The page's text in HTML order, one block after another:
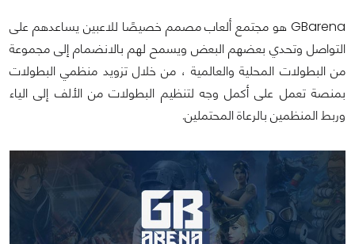
GBarena هو مجتمع ألعاب مصمم خصيصًا للاعبين يساعدهم على
التواصل وتحدي بعضهم البعض ويسمح لهم بالانضمام إلى مجموعة
من البطولات المحلية والعالمية ، من خلال تزويد منظمي البطولات
بمنصة تعمل على أكمل وجه لتنظيم البطولات من الألف إلى الياء
وربط المنظمين بالرعاة المحتملين.